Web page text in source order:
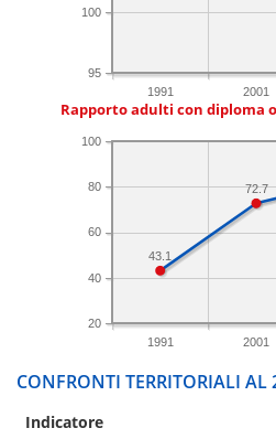
1991 2001
95
100
Rapporto adulti con diploma
1991 2001
20
40
60
80
100
72.7
43.1
CONFRONTI TERRITORIALI AL
Indicatore